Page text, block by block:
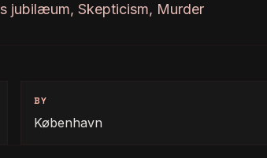
jubilæum, Skepticism, Murder
BY
København